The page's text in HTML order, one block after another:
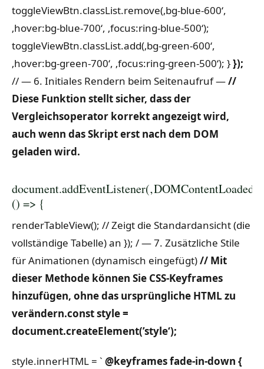
toggleViewBtn.classList.remove(‚bg-blue-600‘,
‚hover:bg-blue-700‘, ‚focus:ring-blue-500‘);
toggleViewBtn.classList.add(‚bg-green-600‘,
‚hover:bg-green-700‘, ‚focus:ring-green-500‘); }});
// — 6. Initiales Rendern beim Seitenaufruf —//
Diese Funktion stellt sicher, dass der
Vergleichsoperator korrekt angezeigt wird,
auch wenn das Skript erst nach dem DOM
geladen wird.
document.addEventListener(‚DOMContentLoaded‘,
() => {
renderTableView(); // Zeigt die Standardansicht (die
vollständige Tabelle) an }); / — 7. Zusätzliche Stile
für Animationen (dynamisch eingefügt)// Mit
dieser Methode können Sie CSS-Keyframes
hinzufügen, ohne das ursprüngliche HTML zu
verändern.const style =
document.createElement(’style‘);
style.innerHTML = ` @keyframes fade-in-down {